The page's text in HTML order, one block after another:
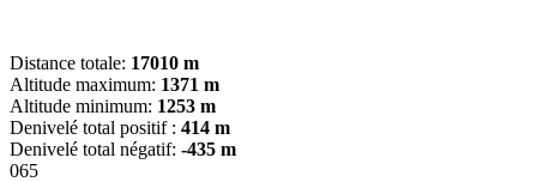
Distance totale: 17010 m
Altitude maximum: 1371 m
Altitude minimum: 1253 m
Denivelé total positif : 414 m
Denivelé total négatif: -435 m
065